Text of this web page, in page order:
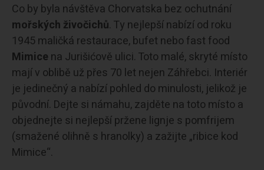
Co by byla návštěva Chorvatska bez ochutnání
mořských živočichů. Ty nejlepší nabízí od roku
1945 maličká restaurace, bufet nebo fast food
Mimice na Jurišićově ulici. Toto malé, skryté místo
mají v oblibě už přes 70 let nejen Záhřebci. Interiér
je jedinečný a nabízí pohled do minulosti, jelikož je
původní. Dejte si námahu, zajděte na toto místo a
objednejte si nejlepší pržene lignje s pomfrijem
(smažené olihně s hranolky) a zažijte „ribice kod
Mimice“.